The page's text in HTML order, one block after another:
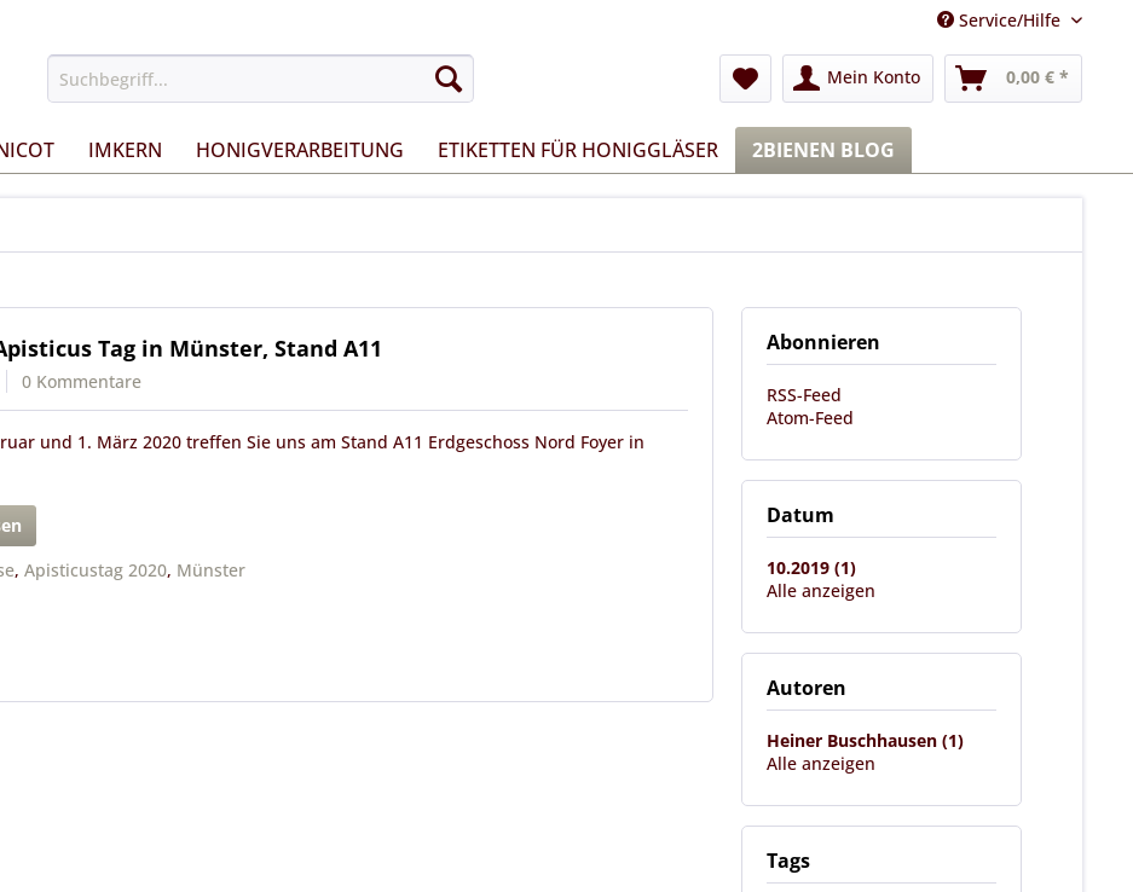
Service/Hilfe
Mein Konto 0,00 € *
IMKERN HONIGVERARBEITUNG ETIKETTEN FÜR HONIGGLÄSER 2BIENEN BLOG
Abonnieren
RSS-Feed
Atom-Feed
Datum
10.2019 (1)
Alle anzeigen
Autoren
Heiner Buschhausen (1)
Alle anzeigen
Tags
Tag in Münster, Stand A11
0 Kommentare
und 1. März 2020 treffen Sie uns am Stand A11 Erdgeschoss Nord Foyer in
,Apisticustag 2020, Münster